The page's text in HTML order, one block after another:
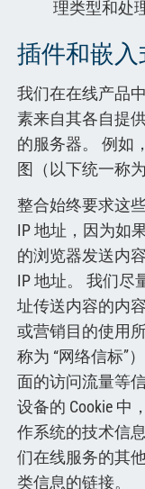
理类型和处
插件和嵌
我们在在线产品
素来自其各自提
的服务器。 例如
图（以下统一称为
整合始终要求这
IP 地址，因为如
的浏览器发送内
IP 地址。 我们尽
址传送内容的内
或营销目的使用
称为 “网络信标”
面的访问流量等
设备的 Cookie 中
作系统的技术信
们在线服务的其
类信息的链接。